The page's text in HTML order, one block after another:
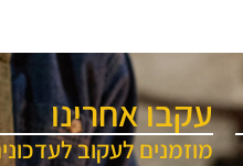
עקבו אחרינו
מוזמנים לעקוב